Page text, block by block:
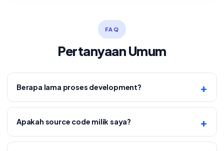
FAQ
Pertanyaan Umum
Berapa lama proses development?
Apakah source code milik saya?